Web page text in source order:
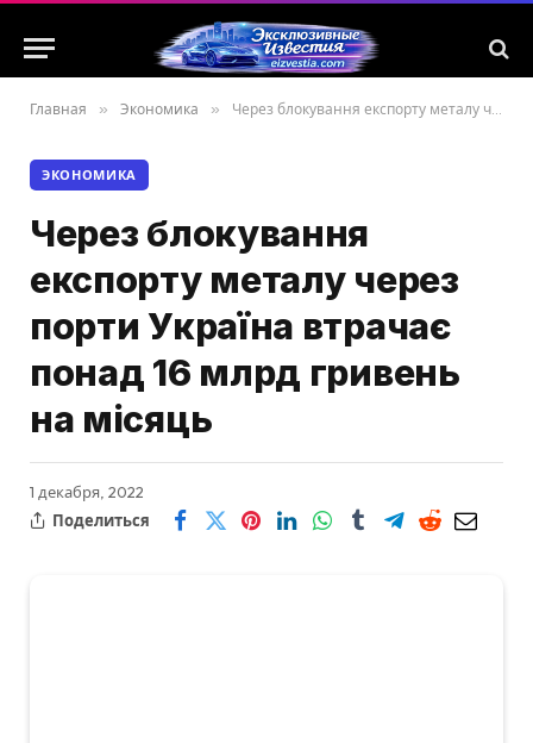
Главная » Экономика » Через блокування експорту металу через порти Україна втрачає понад 16 млрд гривень на місяць
ЭКОНОМИКА
Через блокування
експорту металу через
порти Україна втрачає
понад 16 млрд гривень
на місяць
1 декабря, 2022
Поделиться